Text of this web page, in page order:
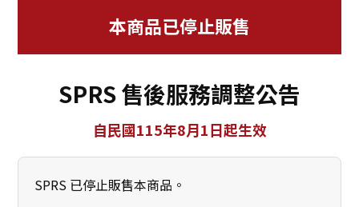
本商品已停止販售
SPRS 售後服務調整公告
自民國115年8月1日起生效
SPRS 已停止販售本商品。